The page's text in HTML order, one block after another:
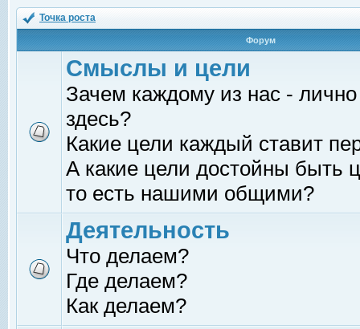
Точка роста
Форум
Смыслы и цели
Зачем каждому из нас -
здесь?
Какие цели каждый ставит
А какие цели достойны быть
то есть нашими общими?
Деятельность
Что делаем?
Где делаем?
Как делаем?